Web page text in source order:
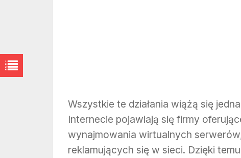
Wszystkie te działania wiążą się
Internecie pojawiają się firmy
wynajmowania wirtualnych
reklamujących się w sieci. Dzięki